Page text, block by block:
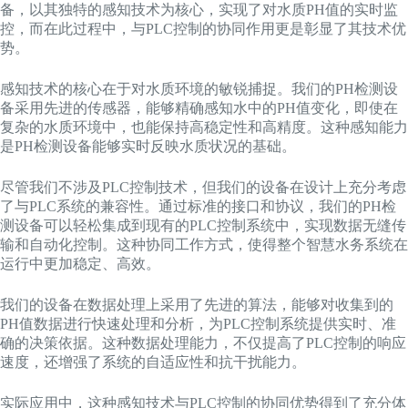
备，以其独特的感知技术为核心，实现了对水质PH值的实时监
控，而在此过程中，与PLC控制的协同作用更是彰显了其技术优
势。
感知技术的核心在于对水质环境的敏锐捕捉。我们的PH检测设
备采用先进的传感器，能够精确感知水中的PH值变化，即使在
复杂的水质环境中，也能保持高稳定性和高精度。这种感知能力
是PH检测设备能够实时反映水质状况的基础。
尽管我们不涉及PLC控制技术，但我们的设备在设计上充分考虑
了与PLC系统的兼容性。通过标准的接口和协议，我们的PH检
测设备可以轻松集成到现有的PLC控制系统中，实现数据无缝传
输和自动化控制。这种协同工作方式，使得整个智慧水务系统在
运行中更加稳定、高效。
我们的设备在数据处理上采用了先进的算法，能够对收集到的
PH值数据进行快速处理和分析，为PLC控制系统提供实时、准
确的决策依据。这种数据处理能力，不仅提高了PLC控制的响应
速度，还增强了系统的自适应性和抗干扰能力。
实际应用中，这种感知技术与PLC控制的协同优势得到了充分体